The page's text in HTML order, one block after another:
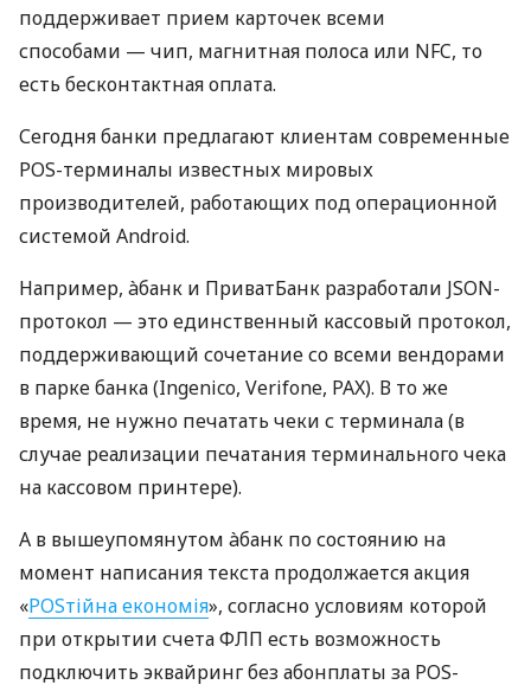
поддерживает прием карточек всеми
способами — чип, магнитная полоса или NFC, то
есть бесконтактная оплата.
Сегодня банки предлагают клиентам современные
POS-терминалы известных мировых
производителей, работающих под операционной
системой Android.
Например, àбанк и ПриватБанк разработали JSON-
протокол — это единственный кассовый протокол,
поддерживающий сочетание со всеми вендорами
в парке банка (Ingenico, Verifone, PAX). В то же
время, не нужно печатать чеки с терминала (в
случае реализации печатания терминального чека
на кассовом принтере).
А в вышеупомянутом àбанк по состоянию на
момент написания текста продолжается акция
«POSтійна економія», согласно условиям которой
при открытии счета ФЛП есть возможность
подключить эквайринг без абонплаты за POS-